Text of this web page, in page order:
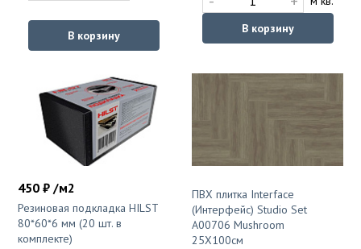
В корзину
В корзину
450 ₽ /м2
Резиновая подкладка HILST
80*60*6 мм (20 шт. в
комплекте)
ПВХ плитка Interface
(Интерфейс) Studio Set
A00706 Mushroom
25X100cм